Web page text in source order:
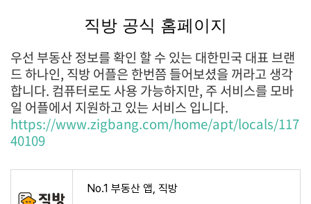
직방 공식 홈페이지
우선 부동산 정보를 확인 할 수 있는 대한민국 대표 브랜
드 하나인, 직방 어플은 한번쯤 들어보셨을 꺼라고 생각
합니다. 컴퓨터로도 사용 가능하지만, 주 서비스를 모바
일 어플에서 지원하고 있는 서비스 입니다.
https://www.zigbang.com/home/apt/locals/117
40109
No.1 부동산 앱, 직방